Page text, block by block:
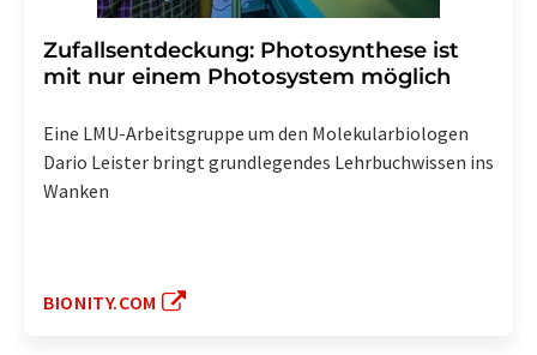
Zufallsentdeckung: Photosynthese ist
mit nur einem Photosystem möglich
Eine LMU-Arbeitsgruppe um den Molekularbiologen
Dario Leister bringt grundlegendes Lehrbuchwissen ins
Wanken
BIONITY.COM